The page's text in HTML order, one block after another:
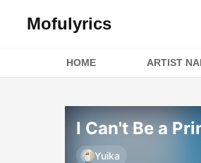
Mofulyrics
HOME ARTIST
I Can't Be a
Yuika